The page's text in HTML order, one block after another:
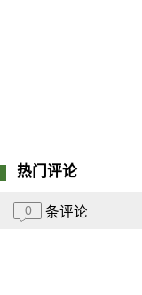
热门评论
0 条评论